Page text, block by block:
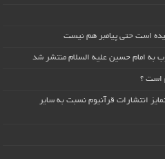
است حتی پیامبر هم نیست
به امام حسین علیه السلام منتشر شد
است ؟
انتشارات قرآنیوم نسبت به سایر